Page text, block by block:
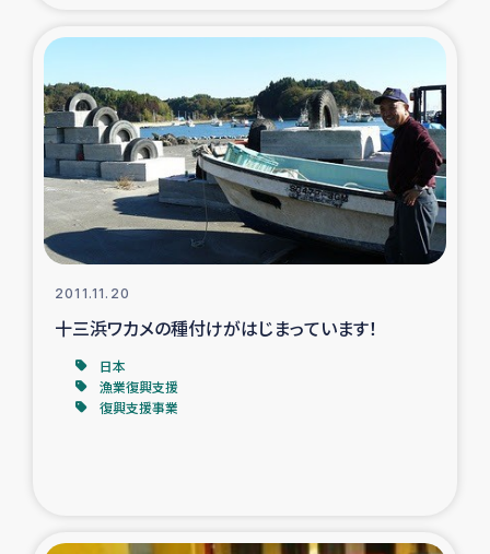
スリランカの南北女性をつなぐサリー・リサイクル・プロ
ジェクト
復興支援事業
民際教育事業
ミャンマー緊急支援
2011.11.20
十三浜ワカメの種付けがはじまっています！
日本
漁業復興支援
復興支援事業